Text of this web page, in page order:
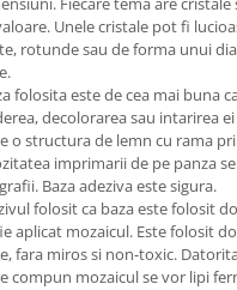
Unele cristale pot fi
rotunde sau de forma unui
folosita este de cea mai buna
decolorarea sau intarirea
o structura de lemn cu rama
imprimarii de pe panza
Baza adeziva este sigura.
folosit ca baza este folosit
aplicat mozaicul. Este folosit
fara miros si non-toxic.
compun mozaicul se vor lipi